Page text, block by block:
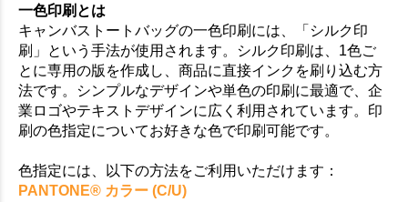
一色印刷とは
キャンバストートバッグの一色印刷には、「シルク印
刷」という手法が使用されます。シルク印刷は、1色ご
とに専用の版を作成し、商品に直接インクを刷り込む方
法です。シンプルなデザインや単色の印刷に最適で、企
業ロゴやテキストデザインに広く利用されています。印
刷の色指定についてお好きな色で印刷可能です。
色指定には、以下の方法をご利用いただけます：
PANTONE® カラー (C/U)